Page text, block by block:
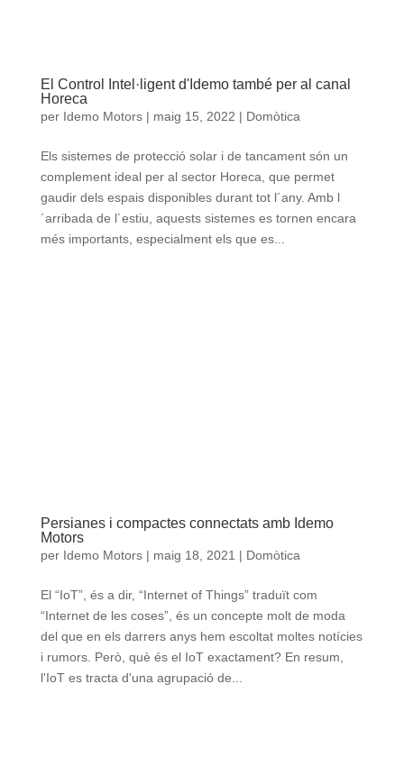
El Control Intel·ligent d'Idemo també per al canal
Horeca
per Idemo Motors| maig 15, 2022 | Domòtica
Els sistemes de protecció solar i de tancament són un
complement ideal per al sector Horeca, que permet
gaudir dels espais disponibles durant tot l´any. Amb l
´arribada de l´estiu, aquests sistemes es tornen encara
més importants, especialment els que es...
Persianes i compactes connectats amb Idemo
Motors
per Idemo Motors| maig 18, 2021 | Domòtica
El “IoT”, és a dir, “Internet of Things” traduït com
“Internet de les coses”, és un concepte molt de moda
del que en els darrers anys hem escoltat moltes notícies
i rumors. Però, què és el IoT exactament? En resum,
l'IoT es tracta d'una agrupació de...